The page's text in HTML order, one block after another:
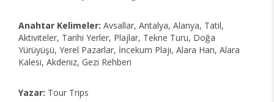
Anahtar Kelimeler: Avsallar, Antalya, Alanya, Tatil,
Aktiviteler, Tarihi Yerler, Plajlar, Tekne Turu, Doğa
Yürüyüşü, Yerel Pazarlar, İncekum Plajı, Alara Han, Alara
Kalesi, Akdeniz, Gezi Rehberi
Yazar: Tour Trips